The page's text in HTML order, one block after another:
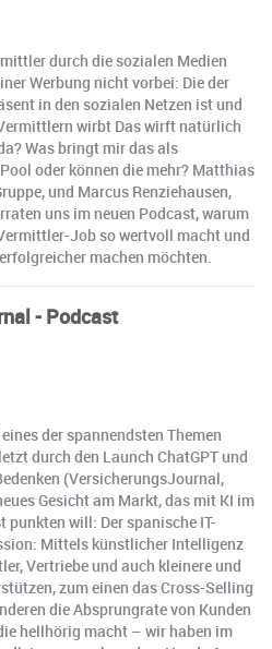
durch die sozialen Medien
Werbung nicht vorbei: Die der
in den sozialen Netzen ist und
wirbt Das wirft natürlich
Was bringt mir das als
oder können die mehr? Matthias
und Marcus Renziehausen,
uns im neuen Podcast, warum
Job so wertvoll macht und
machen möchten.
- Podcast
der spannendsten Themen
durch den Launch ChatGPT und
(VersicherungsJournal,
Gesicht am Markt, das mit KI im
will: Der spanische IT-
Mittels künstlicher Intelligenz
Vertriebe und auch kleinere und
zum einen das Cross-Selling
die Absprungrate von Kunden
hellhörig macht – wir haben im